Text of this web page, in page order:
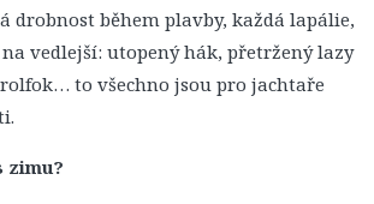
drobnost během plavby, každá lapálie,
vedlejší: utopený hák, přetržený lazy
to všechno jsou pro jachtaře
zimu?